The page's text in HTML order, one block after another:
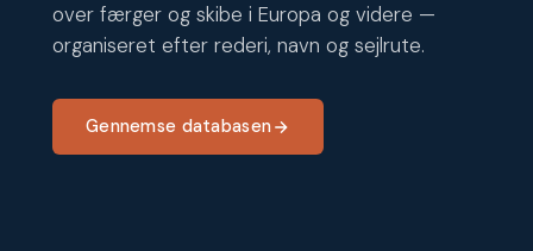
over færger og skibe i Europa og videre —
organiseret efter rederi, navn og sejlrute.
Gennemse databasen